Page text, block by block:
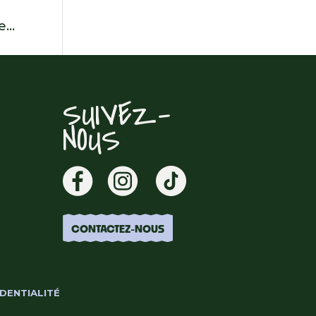
SUIVEZ-
NOUS
CONTACTEZ-NOUS